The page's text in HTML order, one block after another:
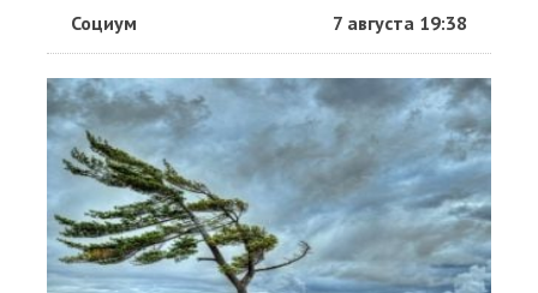
Социум 7 августа 19:38